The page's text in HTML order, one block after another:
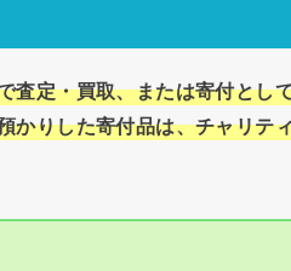
査定・買取、または寄付とし
かりした寄付品は、チャリテ